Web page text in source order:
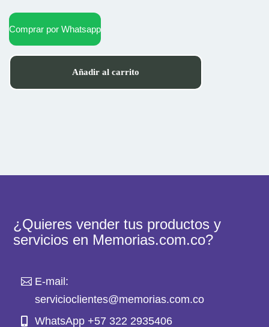
Comprar por Whatsapp
Añadir al carrito
¿Quieres vender tus productos y
servicios en Memorias.com.co?
E-mail:
servicioclientes@memorias.com.co
WhatsApp +57 322 2935406